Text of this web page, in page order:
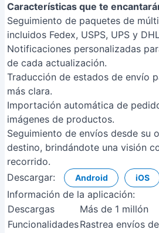
Características que te
Seguimiento de paquetes de
incluidos Fedex, USPS, UPS y
Notificaciones personalizadas
de cada actualización.
Traducción de estados de envío
más clara.
Importación automática de
imágenes de productos.
Seguimiento de envíos desde su
destino, brindándote una visión
recorrido.
Descargar:
Android iOS
Información de la aplicación:
Descargas
Más de 1 millón
FuncionalidadesRastrea envíos